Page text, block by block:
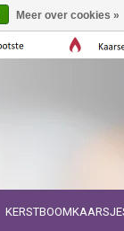
Meer over cookies »